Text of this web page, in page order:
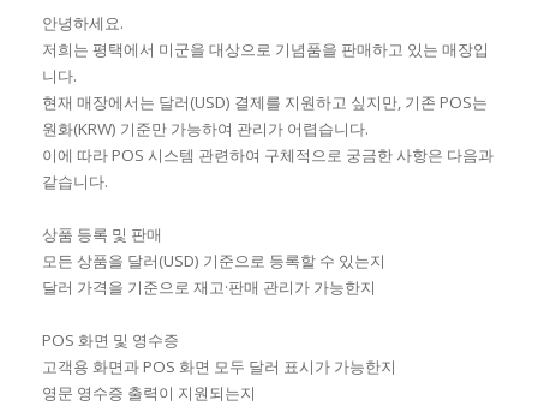
안녕하세요.
저희는 평택에서 미군을 대상으로 기념품을 판매하고 있는 매장입
니다.
현재 매장에서는 달러(USD) 결제를 지원하고 싶지만, 기존 POS는
원화(KRW) 기준만 가능하여 관리가 어렵습니다.
이에 따라 POS 시스템 관련하여 구체적으로 궁금한 사항은 다음과
같습니다.
상품 등록 및 판매
모든 상품을 달러(USD) 기준으로 등록할 수 있는지
달러 가격을 기준으로 재고·판매 관리가 가능한지
POS 화면 및 영수증
고객용 화면과 POS 화면 모두 달러 표시가 가능한지
영문 영수증 출력이 지원되는지